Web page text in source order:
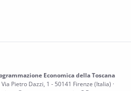
Economica della Toscana
Pietro Dazzi, 1 - 50141 Firenze (Italia) ·